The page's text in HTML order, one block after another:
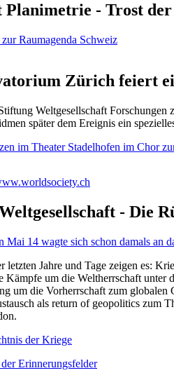
Planimetrie - Trost
Raumagenda Schweiz
Zürich feiert
Weltgesellschaft
später dem Ereignis ein
im Theater Stadelhofen im Chor
- Die
Mai 14 wagte sich schon damals an
letzten Jahre und Tage zeigen es:
Kämpfe um die Weltherrschaft unter
um die Vorherrschaft zum
als return of geopolitics zum
der Kriege
Erinnerungsfelder